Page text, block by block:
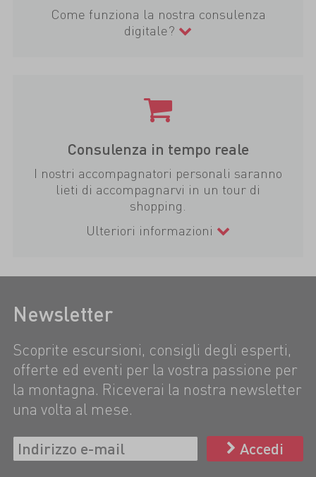
Come funziona la nostra consulenza
digitale?
Consulenza in tempo reale
I nostri accompagnatori personali saranno
lieti di accompagnarvi in un tour di
shopping.
Ulteriori informazioni
Newsletter
Scoprite escursioni, consigli degli esperti,
offerte ed eventi per la vostra passione per
la montagna. Riceverai la nostra newsletter
una volta al mese.
Accedi